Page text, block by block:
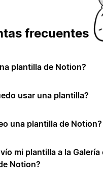
frecuentes
plantilla de Notion?
usar una plantilla?
una plantilla de Notion?
mi plantilla a la Galería
Notion?